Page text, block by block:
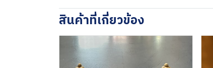
สินค้าที่เกี่ยวข้อง